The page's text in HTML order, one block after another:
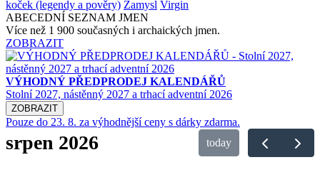
koček (legendy a pověry) Zamysl Virgin
ABECEDNÍ SEZNAM JMEN
Více než 1 900 současných i archaických jmen.
ZOBRAZIT
VÝHODNÝ PŘEDPRODEJ KALENDÁŘŮ
Stolní 2027, nástěnný 2027 a trhací adventní 2026
ZOBRAZIT
Pouze do 23. 8. za výhodnější ceny s dárky zdarma.
srpen 2026 today